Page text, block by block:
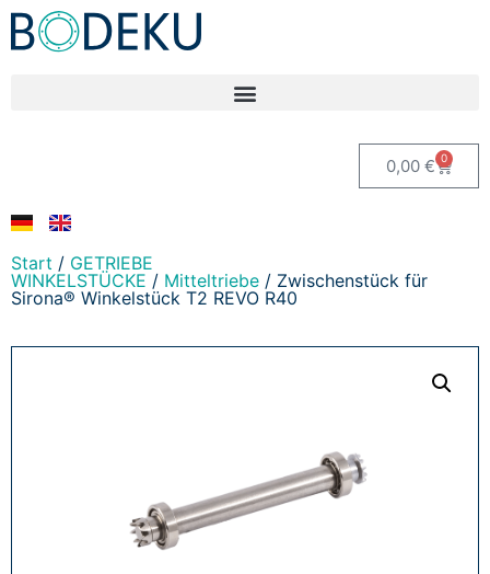
0,00 € 0
Start / GETRIEBE
WINKELSTÜCKE / Mitteltriebe / Zwischenstück für
Sirona® Winkelstück T2 REVO R40